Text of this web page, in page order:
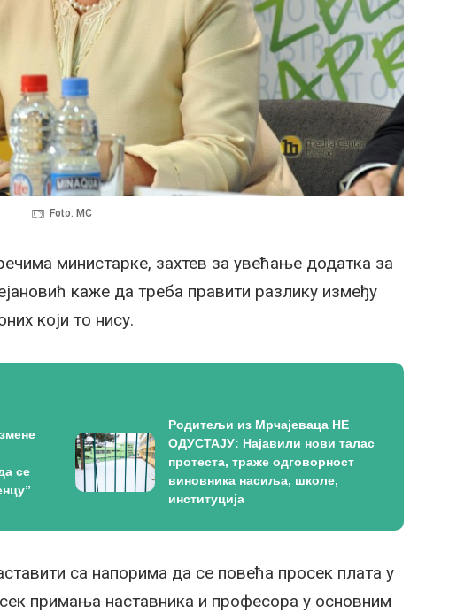
Foto: MC
министарке, захтев за увећање додатка за
каже да треба правити разлику између
који то нису.
се
Родитељи из Мрчајеваца НЕ
ОДУСТАЈУ: Најавили нови талас
протеста, траже одговорност
виновника насиља, школе,
институција
са напорима да се повећа просек плата у
примања наставника и професора у основним